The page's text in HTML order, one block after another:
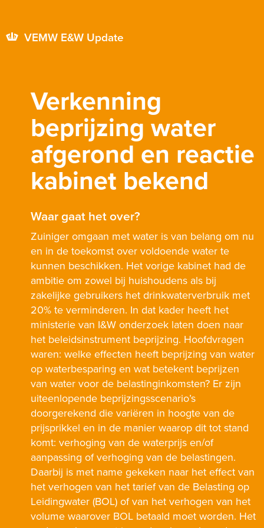
Verkenning
beprijzing water
afgerond en reactie
kabinet bekend
Waar gaat het over?
Zuiniger omgaan met water is van belang om nu
en in de toekomst over voldoende water te
kunnen beschikken. Het vorige kabinet had de
ambitie om zowel bij huishoudens als bij
zakelijke gebruikers het drinkwaterverbruik met
20% te verminderen. In dat kader heeft het
ministerie van I&W onderzoek laten doen naar
het beleidsinstrument beprijzing. Hoofdvragen
waren: welke effecten heeft beprijzing van water
op waterbesparing en wat betekent beprijzen
van water voor de belastinginkomsten? Er zijn
uiteenlopende beprijzingsscenario’s
doorgerekend die variëren in hoogte van de
prijsprikkel en in de manier waarop dit tot stand
komt: verhoging van de waterprijs en/of
aanpassing of verhoging van de belastingen.
Daarbij is met name gekeken naar het effect van
het verhogen van het tarief van de Belasting op
Leidingwater (BOL) of van het verhogen van het
volume waarover BOL betaald moet worden. Het
VEMW E&W Update